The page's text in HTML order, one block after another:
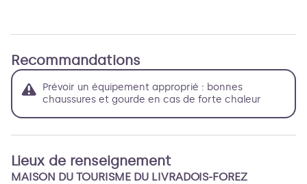
Recommandations
Prévoir un équipement approprié : bonnes
chaussures et gourde en cas de forte chaleur
Lieux de renseignement
MAISON DU TOURISME DU LIVRADOIS-FOREZ